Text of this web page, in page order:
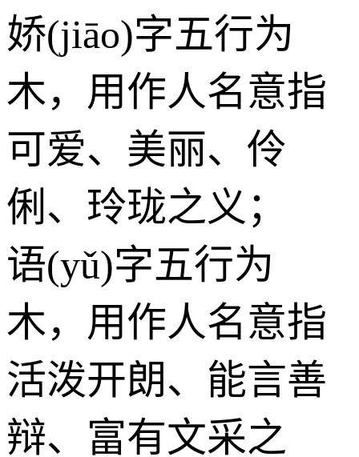
娇(jiāo)字五行为
木，用作人名意指
可爱、美丽、伶
俐、玲珑之义；
语(yǔ)字五行为
木，用作人名意指
活泼开朗、能言善
辩、富有文采之